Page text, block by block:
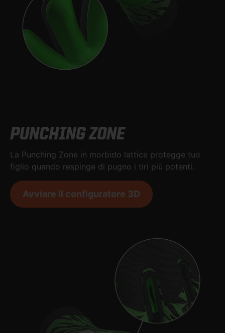
PUNCHING ZONE
La Punching Zone in morbido lattice protegge tuo
figlio quando respinge di pugno i tiri più potenti.
Avviare il configuratore 3D